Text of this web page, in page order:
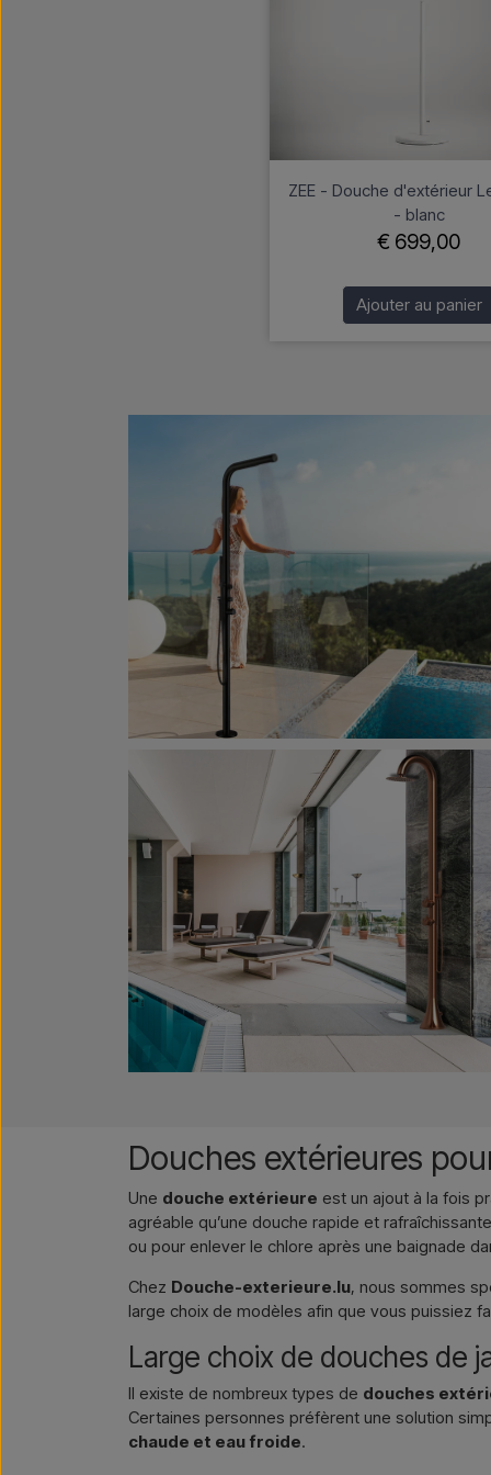
ZEE - Douche d'extérieur
- blanc
€ 699,00
Ajouter au panier
Douches extérieures
Une douche extérieure est un ajout à la fois
agréable qu’une douche rapide et
ou pour enlever le chlore après une baignade
Chez Douche-exterieure.lu, nous sommes
large choix de modèles afin que vous puissiez
Large choix de douches de
Il existe de nombreux types de douches
Certaines personnes préfèrent une solution
chaude et eau froide.